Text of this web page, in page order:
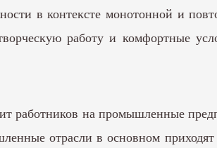
в контексте монотонной и
работу и комфортные
работников на промышленные
отрасли в основном приходят